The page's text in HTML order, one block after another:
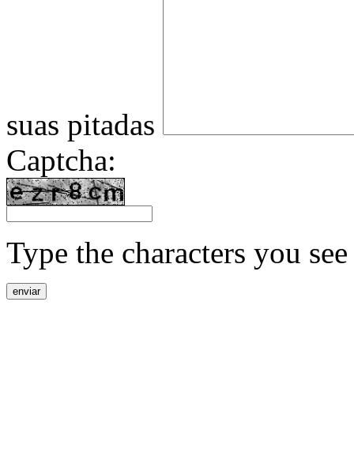
suas pitadas
Captcha:
Type the characters you